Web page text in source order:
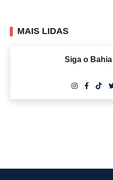
MAIS LIDAS
Siga o